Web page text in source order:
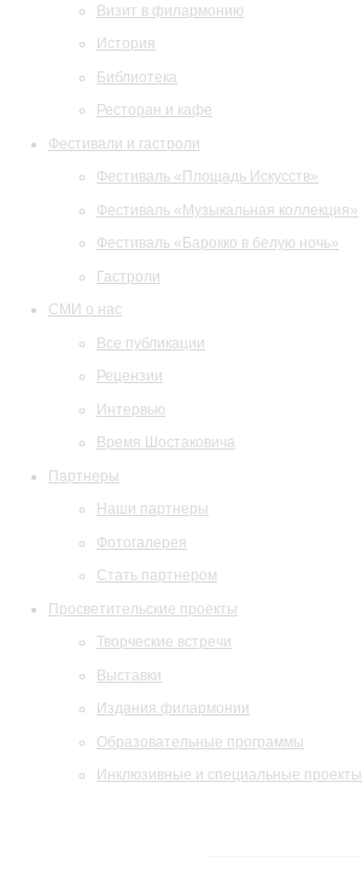
Визит в филармонию
История
Библиотека
Ресторан и кафе
Фестивали и гастроли
Фестиваль «Площадь Искусств»
Фестиваль «Музыкальная коллекция»
Фестиваль «Барокко в белую ночь»
Гастроли
СМИ о нас
Все публикации
Рецензии
Интервью
Время Шостаковича
Партнеры
Наши партнеры
Фотогалерея
Стать партнером
Просветительские проекты
Творческие встречи
Выставки
Издания филармонии
Образовательные программы
Инклюзивные и специальные проекты